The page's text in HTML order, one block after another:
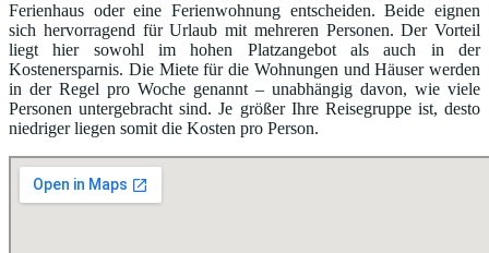
Ferienhaus oder eine Ferienwohnung entscheiden. Beide eignen
sich hervorragend für Urlaub mit mehreren Personen. Der Vorteil
liegt hier sowohl im hohen Platzangebot als auch in der
Kostenersparnis. Die Miete für die Wohnungen und Häuser werden
in der Regel pro Woche genannt – unabhängig davon, wie viele
Personen untergebracht sind. Je größer Ihre Reisegruppe ist, desto
niedriger liegen somit die Kosten pro Person.